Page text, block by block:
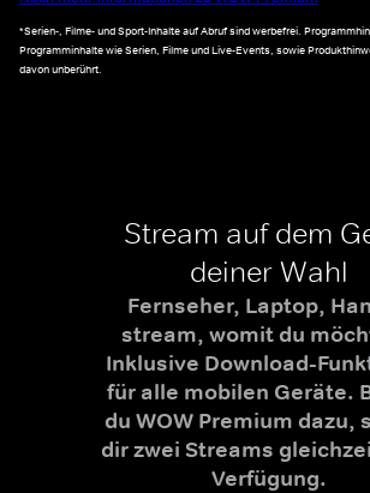
*Serien-, Filme- und Sport-Inhalte auf Abruf sind werbefrei.
Programminhalte wie Serien, Filme und Live-Events, sowie
davon unberührt.
Stream auf dem
deiner Wahl
Fernseher, Laptop,
stream, womit du
Inklusive Download-
für alle mobilen Geräte.
du WOW Premium dazu,
dir zwei Streams
Verfügung.